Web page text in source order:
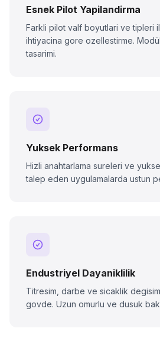
Esnek Pilot Yapilandirma
Farkli pilot valf boyutlari ve tipleri
ihtiyacina gore ozellestirme.
tasarimi.
Yuksek Performans
Hizli anahtarlama sureleri ve
talep eden uygulamalarda ustun
Endustriyel Dayaniklilik
Titresim, darbe ve sicaklik
govde. Uzun omurlu ve dusuk